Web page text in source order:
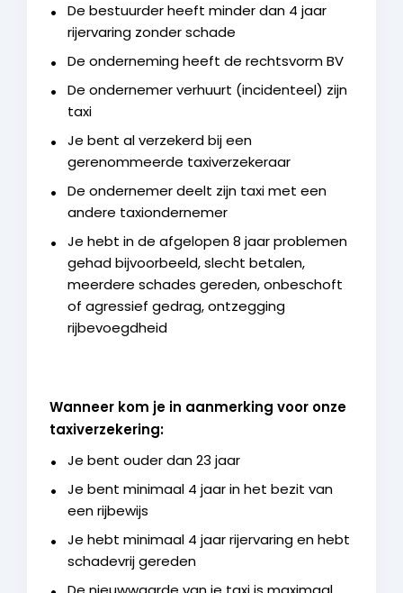
De bestuurder heeft minder dan 4 jaar
rijervaring zonder schade
De onderneming heeft de rechtsvorm BV
De ondernemer verhuurt (incidenteel) zijn
taxi
Je bent al verzekerd bij een
gerenommeerde taxiverzekeraar
De ondernemer deelt zijn taxi met een
andere taxiondernemer
Je hebt in de afgelopen 8 jaar problemen
gehad bijvoorbeeld, slecht betalen,
meerdere schades gereden, onbeschoft
of agressief gedrag, ontzegging
rijbevoegdheid
Wanneer kom je in aanmerking voor onze
taxiverzekering:
Je bent ouder dan 23 jaar
Je bent minimaal 4 jaar in het bezit van
een rijbewijs
Je hebt minimaal 4 jaar rijervaring en hebt
schadevrij gereden